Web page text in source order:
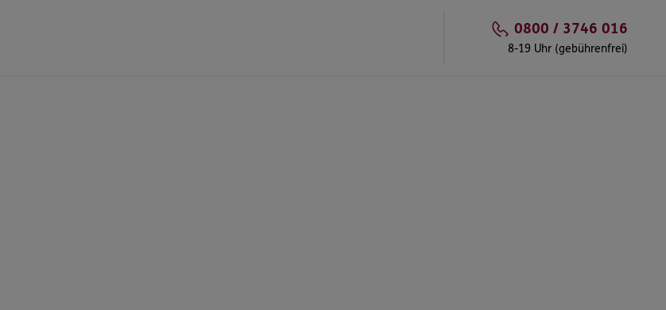
0800 / 3746 016
8-19 Uhr (gebührenfrei)